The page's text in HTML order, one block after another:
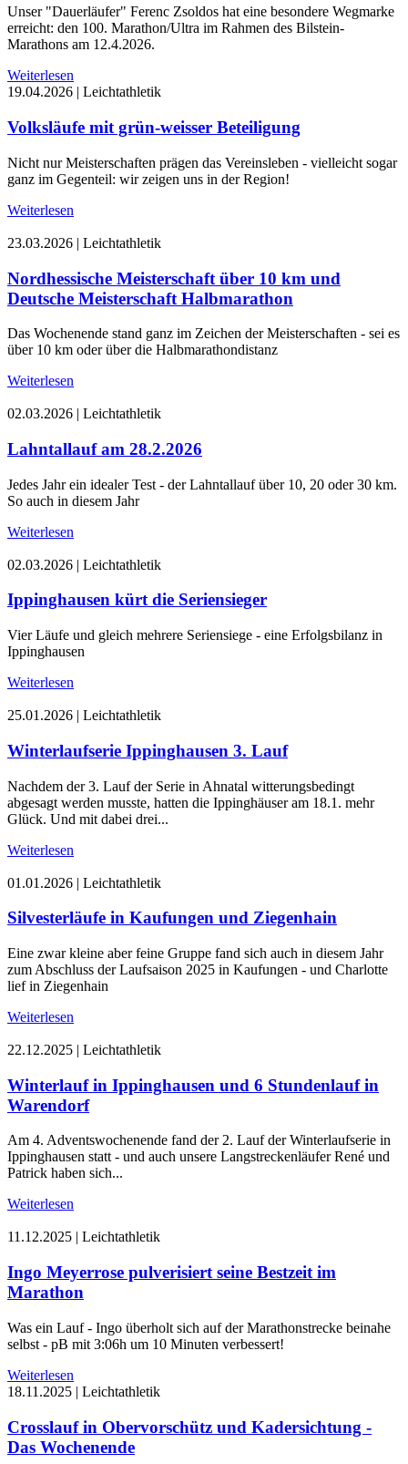
Unser "Dauerläufer" Ferenc Zsoldos hat eine besondere Wegmarke
erreicht: den 100. Marathon/Ultra im Rahmen des Bilstein-
Marathons am 12.4.2026.
Weiterlesen
19.04.2026 | Leichtathletik
Volksläufe mit grün-weisser Beteiligung
Nicht nur Meisterschaften prägen das Vereinsleben - vielleicht sogar
ganz im Gegenteil: wir zeigen uns in der Region!
Weiterlesen
23.03.2026 | Leichtathletik
Nordhessische Meisterschaft über 10 km und
Deutsche Meisterschaft Halbmarathon
Das Wochenende stand ganz im Zeichen der Meisterschaften - sei es
über 10 km oder über die Halbmarathondistanz
Weiterlesen
02.03.2026 | Leichtathletik
Lahntallauf am 28.2.2026
Jedes Jahr ein idealer Test - der Lahntallauf über 10, 20 oder 30 km.
So auch in diesem Jahr
Weiterlesen
02.03.2026 | Leichtathletik
Ippinghausen kürt die Seriensieger
Vier Läufe und gleich mehrere Seriensiege - eine Erfolgsbilanz in
Ippinghausen
Weiterlesen
25.01.2026 | Leichtathletik
Winterlaufserie Ippinghausen 3. Lauf
Nachdem der 3. Lauf der Serie in Ahnatal witterungsbedingt
abgesagt werden musste, hatten die Ippinghäuser am 18.1. mehr
Glück. Und mit dabei drei...
Weiterlesen
01.01.2026 | Leichtathletik
Silvesterläufe in Kaufungen und Ziegenhain
Eine zwar kleine aber feine Gruppe fand sich auch in diesem Jahr
zum Abschluss der Laufsaison 2025 in Kaufungen - und Charlotte
lief in Ziegenhain
Weiterlesen
22.12.2025 | Leichtathletik
Winterlauf in Ippinghausen und 6 Stundenlauf in
Warendorf
Am 4. Adventswochenende fand der 2. Lauf der Winterlaufserie in
Ippinghausen statt - und auch unsere Langstreckenläufer René und
Patrick haben sich...
Weiterlesen
11.12.2025 | Leichtathletik
Ingo Meyerrose pulverisiert seine Bestzeit im
Marathon
Was ein Lauf - Ingo überholt sich auf der Marathonstrecke beinahe
selbst - pB mit 3:06h um 10 Minuten verbessert!
Weiterlesen
18.11.2025 | Leichtathletik
Crosslauf in Obervorschütz und Kadersichtung -
Das Wochenende